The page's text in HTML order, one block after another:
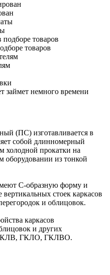
товаров
займет немного времени
(ПС) изготавливается в
собой длинномерный
холодной прокатки на
оборудовании из тонкой
С-образную форму и
вертикальных стоек каркасов
и облицовок.
каркасов
и других
ГКЛВ, ГКЛО, ГКЛВО.